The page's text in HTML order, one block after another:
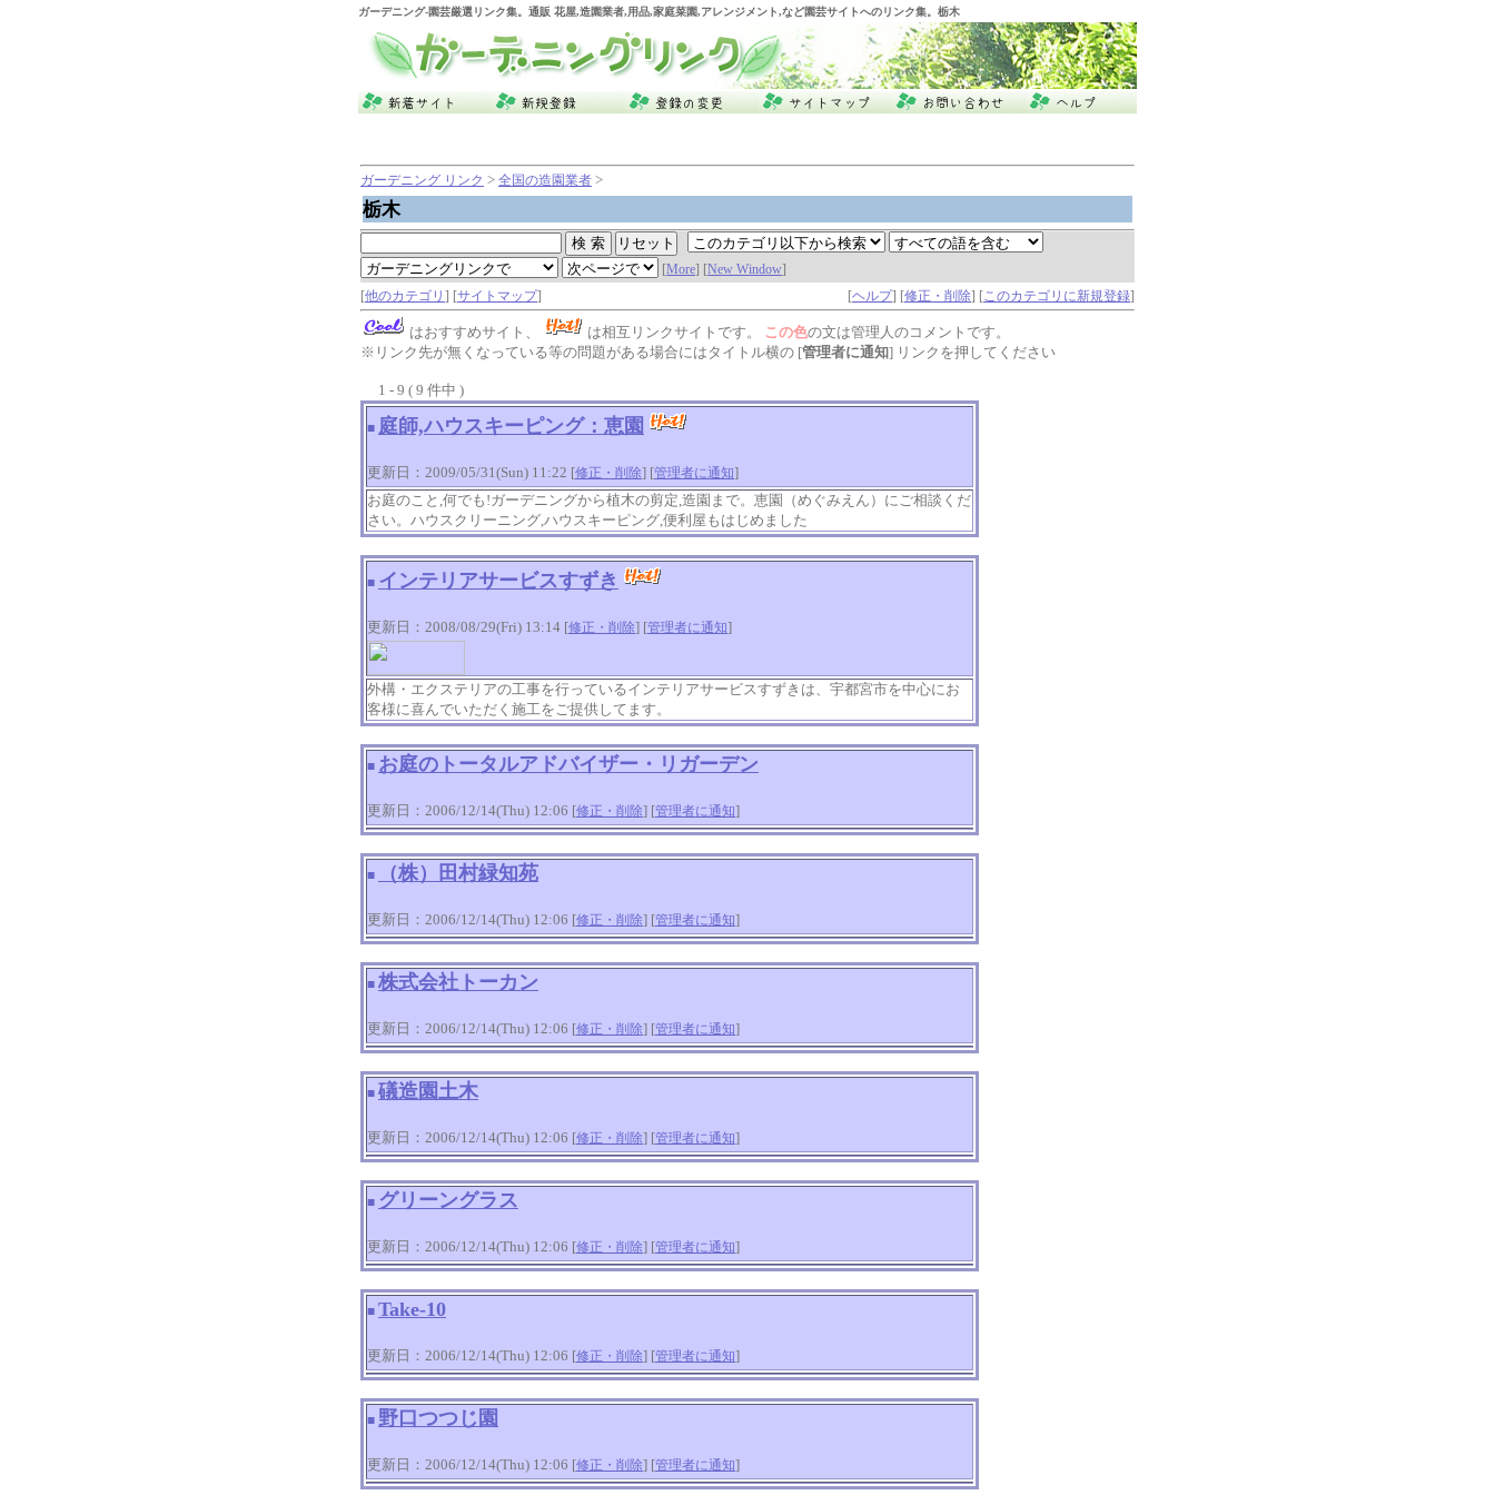
ガーデニング-園芸厳選リンク集。通販 花屋,造園業者,用品,家庭菜園,アレンジメント,など園芸サイトへのリンク集。栃木
ガーデニング リンク > 全国の造園業者 >
栃木
[More] [New Window]
[他のカテゴリ ] [サイトマップ] [ヘルプ] [修正・削除] [このカテゴリに新規登録]
はおすすめサイト、 は相互リンクサイトです。 この色の文は管理人のコメントです。
※リンク先が無くなっている等の問題がある場合にはタイトル横の [管理者に通知] リンクを押してください
1 - 9 ( 9 件中 )
■ 庭師,ハウスキーピング：恵園
更新日：2009/05/31(Sun) 11:22 [修正・削除] [管理者に通知]
お庭のこと,何でも!ガーデニングから植木の剪定,造園まで。恵園（めぐみえん）にご相談くだ
さい。ハウスクリーニング,ハウスキーピング,便利屋もはじめました
■ インテリアサービスすずき
更新日：2008/08/29(Fri) 13:14 [修正・削除] [管理者に通知]
外構・エクステリアの工事を行っているインテリアサービスすずきは、宇都宮市を中心にお
客様に喜んでいただく施工をご提供してます。
■ お庭のトータルアドバイザー・リガーデン
更新日：2006/12/14(Thu) 12:06 [修正・削除] [管理者に通知]
■ （株）田村緑知苑
更新日：2006/12/14(Thu) 12:06 [修正・削除] [管理者に通知]
■ 株式会社トーカン
更新日：2006/12/14(Thu) 12:06 [修正・削除] [管理者に通知]
■ 礒造園土木
更新日：2006/12/14(Thu) 12:06 [修正・削除] [管理者に通知]
■ グリーングラス
更新日：2006/12/14(Thu) 12:06 [修正・削除] [管理者に通知]
■ Take-10
更新日：2006/12/14(Thu) 12:06 [修正・削除] [管理者に通知]
■ 野口つつじ園
更新日：2006/12/14(Thu) 12:06 [修正・削除] [管理者に通知]